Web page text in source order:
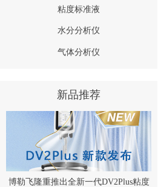
粘度标准液
水分分析仪
气体分析仪
新品推荐
博勒飞隆重推出全新一代DV2Plus粘度